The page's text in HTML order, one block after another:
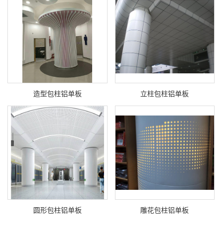
造型包柱铝单板 立柱包柱铝单板
圆形包柱铝单板 雕花包柱铝单板